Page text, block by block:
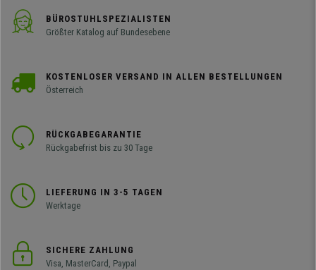
BÜROSTUHLSPEZIALISTEN
Größter Katalog auf Bundesebene
KOSTENLOSER VERSAND IN ALLEN BESTELLUNGEN
Österreich
RÜCKGABEGARANTIE
Rückgabefrist bis zu 30 Tage
LIEFERUNG IN 3-5 TAGEN
Werktage
SICHERE ZAHLUNG
Visa, MasterCard, Paypal